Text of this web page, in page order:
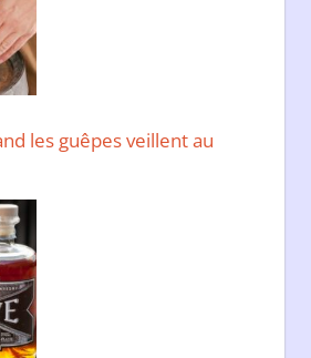
les guêpes veillent au